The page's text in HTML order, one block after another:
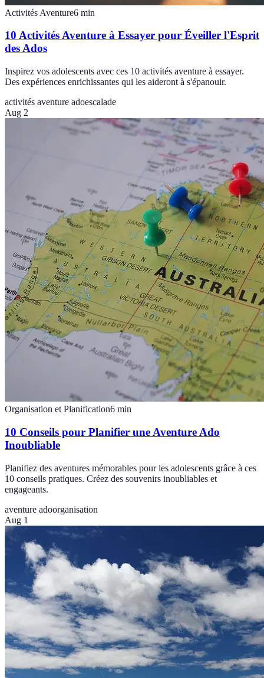
Activités Aventure6 min
10 Activités Aventure à Essayer pour Éveiller l'Esprit
des Ados
Inspirez vos adolescents avec ces 10 activités aventure à essayer.
Des expériences enrichissantes qui les aideront à s'épanouir.
activités aventure adoescalade
Aug 2
Organisation et Planification6 min
10 Conseils pour Planifier une Aventure Ado
Inoubliable
Planifiez des aventures mémorables pour les adolescents grâce à ces
10 conseils pratiques. Créez des souvenirs inoubliables et
engageants.
aventure adoorganisation
Aug 1